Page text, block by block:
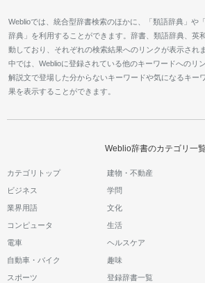
Weblioでは、統合型辞書検索のほかに、「類語辞典」や
辞典」を利用することができます。辞書、類語辞典、英
動しており、それぞれの検索結果へのリンクが表示され
中では、Weblioに登録されている他のキーワードへのリ
解説文で登場した分からないキーワードや気になるキー
果を表示することができます。
Weblio辞書のカテゴリ一
カテゴリトップ 建物・不動産
ビジネス 学問
業界用語 文化
コンピュータ 生活
電車 ヘルスケア
自動車・バイク 趣味
スポーツ 登録辞書一覧